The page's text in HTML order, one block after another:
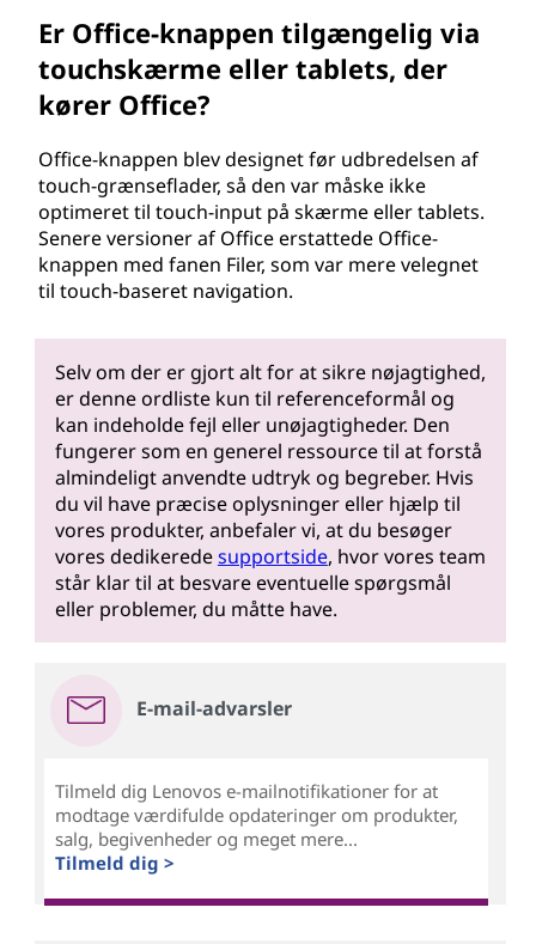
Er Office-knappen tilgængelig via
touchskærme eller tablets, der
kører Office?
Office-knappen blev designet før udbredelsen af
touch-grænseflader, så den var måske ikke
optimeret til touch-input på skærme eller tablets.
Senere versioner af Office erstattede Office-
knappen med fanen Filer, som var mere velegnet
til touch-baseret navigation.
Selv om der er gjort alt for at sikre nøjagtighed,
er denne ordliste kun til referenceformål og
kan indeholde fejl eller unøjagtigheder. Den
fungerer som en generel ressource til at forstå
almindeligt anvendte udtryk og begreber. Hvis
du vil have præcise oplysninger eller hjælp til
vores produkter, anbefaler vi, at du besøger
vores dedikeredesupportside, hvor vores team
står klar til at besvare eventuelle spørgsmål
eller problemer, du måtte have.
E-mail-advarsler
Tilmeld dig Lenovos e-mailnotifikationer for at
modtage værdifulde opdateringer om produkter,
salg, begivenheder og meget mere...
Tilmeld dig >